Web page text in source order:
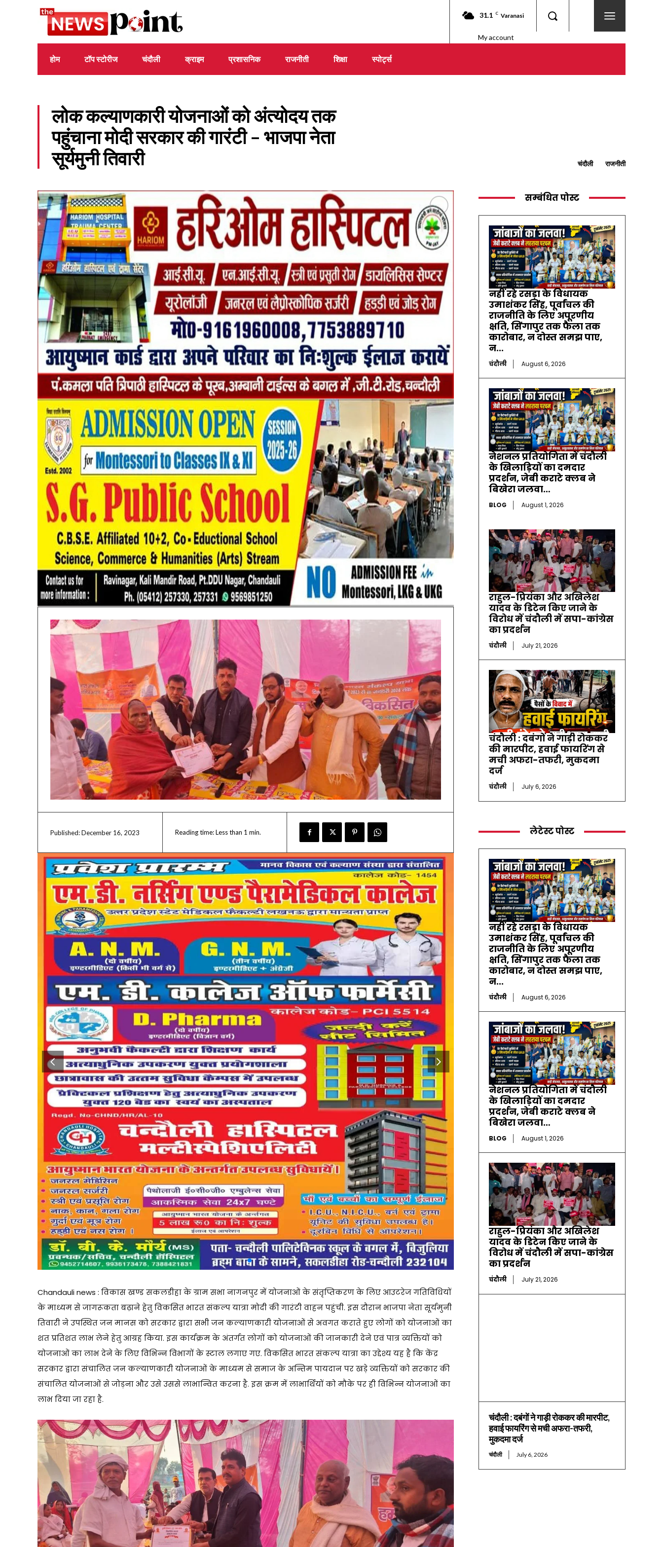
31.1 C Varanasi
My account
होम टॉप स्टोरीज चंदौली क्राइम प्रशासनिक राजनीती शिक्षा स्पोर्ट्स
लोक कल्याणकारी योजनाओं को अंत्योदय तक
पहुंचाना मोदी सरकार की गारंटी – भाजपा नेता
सूर्यमुनी तिवारी
चंदौली राजनीती
Published:December 16, 2023 Reading time:Less than 1 min.
Chandauli news : विकास खण्ड सकलडीहा के ग्राम सभा नागनपुर में योजनाओं के संतृप्तिकरण के लिए आउटरेज गतिविधियों
के माध्यम से जागरूकता बढ़ाने हेतु विकसित भारत संकल्प यात्रा मोदी की गारंटी वाहन पहुंची. इस दौरान भाजपा नेता सूर्यमुनी
तिवारी ने उपस्थित जन मानस को सरकार द्वारा सभी जन कल्याणकारी योजनाओं से अवगत कराते हुए लोगों को योजनाओं का
शत प्रतिशत लाभ लेने हेतु आग्रह किया. इस कार्यक्रम के अंतर्गत लोगों को योजनाओं की जानकारी देने एवं पात्र व्यक्तियों को
योजनाओं का लाभ देने के लिए विभिन्न विभागों के स्टाल लगाए गए. विकसित भारत संकल्प यात्रा का उद्देश्य यह है कि केंद्र
सरकार द्वारा संचालित जन कल्याणकारी योजनाओं के माध्यम से समाज के अन्तिम पायदान पर खड़े व्यक्तियों को सरकार की
संचालित योजनाओं से जोड़ना और उसे उससे लाभान्वित करना है. इस क्रम में लाभार्थियों को मौके पर ही विभिन्न योजनाओं का
लाभ दिया जा रहा है.
सम्बंधित पोस्ट
नहीं रहे रसड़ा के विधायक
उमाशंकर सिंह, पूर्वांचल की
राजनीति के लिए अपूरणीय
क्षति, सिंगापुर तक फैला तक
कारोबार, न दोस्त समझ पाए,
न...
चंदौली August 6, 2026
नेशनल प्रतियोगिता में चंदौली
के खिलाड़ियों का दमदार
प्रदर्शन, जेबी कराटे क्लब ने
बिखेरा जलवा…
BLOG August 1, 2026
राहुल-प्रियंका और अखिलेश
यादव के डिटेन किए जाने के
विरोध में चंदौली में सपा-कांग्रेस
का प्रदर्शन
चंदौली July 21, 2026
चंदौली : दबंगों ने गाड़ी रोककर
की मारपीट, हवाई फायरिंग से
मची अफरा-तफरी, मुकदमा
दर्ज
चंदौली July 6, 2026
लेटेस्ट पोस्ट
नहीं रहे रसड़ा के विधायक
उमाशंकर सिंह, पूर्वांचल की
राजनीति के लिए अपूरणीय
क्षति, सिंगापुर तक फैला तक
कारोबार, न दोस्त समझ पाए,
न...
चंदौली August 6, 2026
नेशनल प्रतियोगिता में चंदौली
के खिलाड़ियों का दमदार
प्रदर्शन, जेबी कराटे क्लब ने
बिखेरा जलवा…
BLOG August 1, 2026
राहुल-प्रियंका और अखिलेश
यादव के डिटेन किए जाने के
विरोध में चंदौली में सपा-कांग्रेस
का प्रदर्शन
चंदौली July 21, 2026
चंदौली : दबंगों ने गाड़ी रोककर की मारपीट,
हवाई फायरिंग से मची अफरा-तफरी,
मुकदमा दर्ज
चंदौली July 6, 2026